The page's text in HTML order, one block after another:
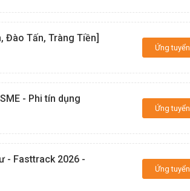
Đào Tấn, Tràng Tiền]
Ứng tuyển
- Phi tín dụng
Ứng tuyển
- Fasttrack 2026 -
Ứng tuyển